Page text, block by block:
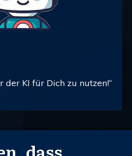
der KI für Dich zu nutzen!“